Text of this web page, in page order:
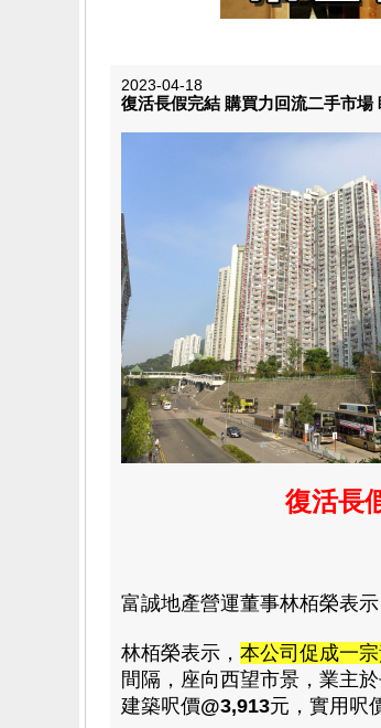
2023-04-18
復活長假完結 購買力回流二手市
復活長
富誠地產營運董事林栢榮表示
林栢榮表示 ， 本公司促成一
間隔 ，座向西望市景，業主
建築呎價@3,913元 ， 實用呎